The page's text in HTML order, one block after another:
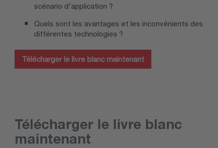
scénario d'application ?
Quels sont les avantages et les inconvénients des
différentes technologies ?
Télécharger le livre blanc maintenant
Télécharger le livre blanc
maintenant